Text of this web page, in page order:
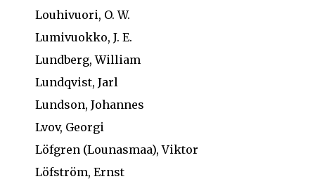
Louhivuori, O. W.
Lumivuokko, J. E.
Lundberg, William
Lundqvist, Jarl
Lundson, Johannes
Lvov, Georgi
Löfgren (Lounasmaa), Viktor
Löfström, Ernst